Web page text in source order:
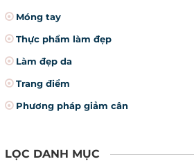
Móng tay
Thực phẩm làm đẹp
Làm đẹp da
Trang điểm
Phương pháp giảm cân
LỌC DANH MỤC